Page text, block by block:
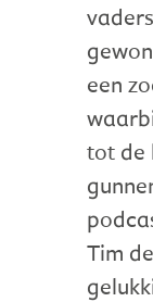
een
tot de
Tim